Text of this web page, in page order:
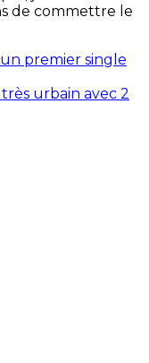
de commettre le
premier single
urbain avec 2